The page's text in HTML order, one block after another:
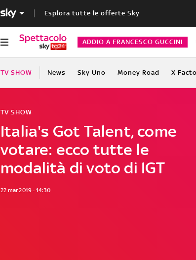
Esplora tutte le offerte Sky
ADDIO A FRANCESCO GUCCINI
TV SHOW News Sky Uno Money Road X
Italia's Got Talent, come
votare: ecco tutte le
modalità di voto di IGT
TV SHOW
22 mar 2019 - 14:30